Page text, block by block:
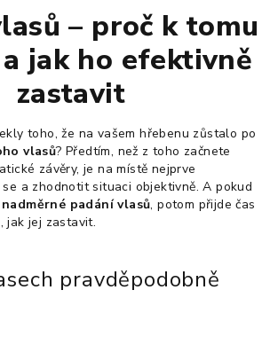
– proč k tomu
jak ho efektivně
zastavit
toho, že na vašem hřebenu zůstalo po
vlasů? Předtím, než z toho začnete
závěry, je na místě nejprve
a zhodnotit situaci objektivně. A pokud
nadměrné padání vlasů, potom přijde čas
jak jej zastavit.
pravděpodobně